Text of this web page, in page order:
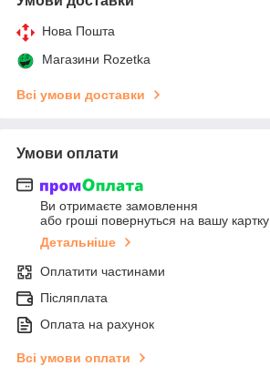
Нова Пошта
Магазини Rozetka
Всі умови доставки
Умови оплати
Ви отримаєте замовлення
або гроші повернуться на вашу картку
Детальніше
Оплатити частинами
Післяплата
Оплата на рахунок
Всі умови оплати